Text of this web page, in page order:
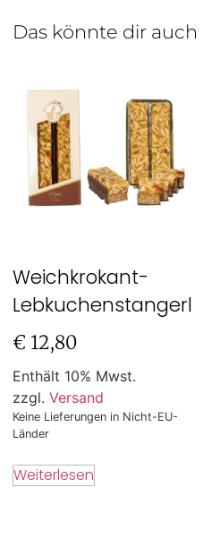
Das könnte dir auch
Weichkrokant-
Lebkuchenstangerl
€ 12,80
Enthält 10% Mwst.
zzgl. Versand
Keine Lieferungen in Nicht-EU-
Länder
Weiterlesen